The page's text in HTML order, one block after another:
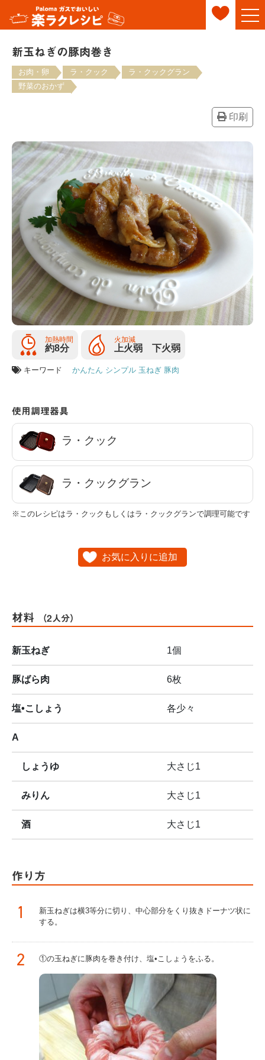
新玉ねぎの豚肉巻き
お肉・卵 ラ・クック
ラ・クックグラン
野菜のおかず
印刷
加熱時間
約8分
火加減
上火弱 下火弱
キーワード かんたん シンプル 玉ねぎ 豚肉
使用調理器具
ラ・クック
ラ・クックグラン
※このレシピはラ・クックもしくはラ・クックグランで調理可能です
お気に入りに追加
材料 （2人分）
新玉ねぎ 1個
豚ばら肉 6枚
塩•こしょう 各少々
A
しょうゆ 大さじ1
みりん 大さじ1
酒 大さじ1
作り方
1
新玉ねぎは横3等分に切り、中心部分をくり抜きドーナツ状に
する。
2 ①の玉ねぎに豚肉を巻き付け、塩•こしょうをふる。